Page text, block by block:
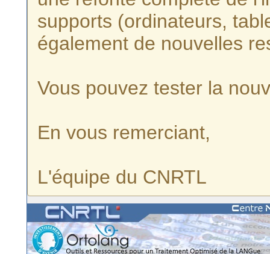
supports (ordinateurs,
également de nouvelles
Vous pouvez tester la
En vous remerciant,
L'équipe du CNRTL